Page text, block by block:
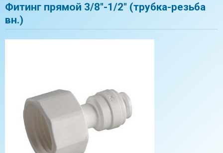
Фитинг прямой 3/8″-1/2″ (трубка-резьба
вн.)